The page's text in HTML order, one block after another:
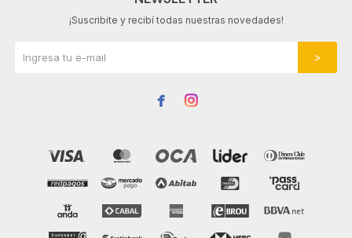
¡Suscribite y recibí todas nuestras novedades!
 